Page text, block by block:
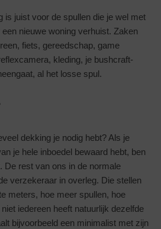
is juist voor de spullen die je wel met
nieuwe woning verhuist. Zaken
fiets, gereedschap, game
kleding, je bushcraft-
al het losse spul.
dekking je nodig hebt? Als je
je hele inboedel bewaard hebt, ben
De rest van ons in de normale
verzekeraar in overleg. Die stellen
meters, hoe meer spullen, hoe
iedereen heeft natuurlijk dezelfde
bijvoorbeeld een minimalist met zijn